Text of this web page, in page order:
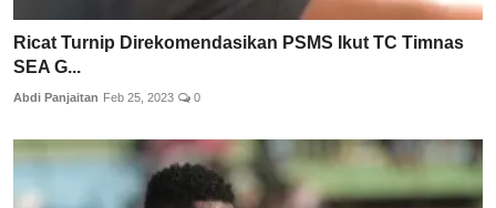
Ricat Turnip Direkomendasikan PSMS Ikut TC Timnas
SEA G...
Abdi Panjaitan Feb 25, 2023 0